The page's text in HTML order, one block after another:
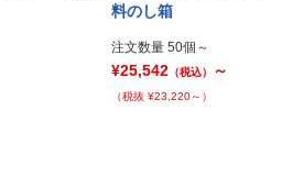
料のし箱
注文数量 50個～
¥25,542 （税込） ～
（税抜 ¥23,220～）